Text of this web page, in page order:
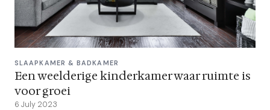
SLAAPKAMER & BADKAMER
Een weelderige kinderkamer waar ruimte is
voor groei
6 July 2023